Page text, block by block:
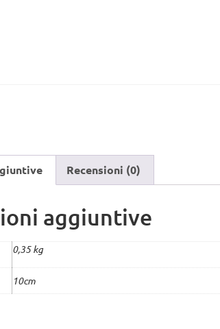
Recensioni (0)
aggiuntive
0,35 kg
10cm